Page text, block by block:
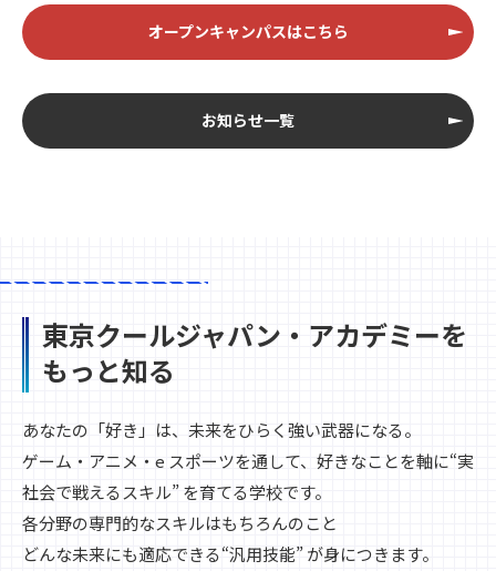
オープンキャンパスはこちら
お知らせ一覧
東京クールジャパン・アカデミーを
もっと知る
あなたの「好き」は、未来をひらく強い武器になる。
ゲーム・アニメ・e スポーツを通して、好きなことを軸に“実
社会で戦えるスキル” を育てる学校です。
各分野の専門的なスキルはもちろんのこと
どんな未来にも適応できる“汎用技能” が身につきます。